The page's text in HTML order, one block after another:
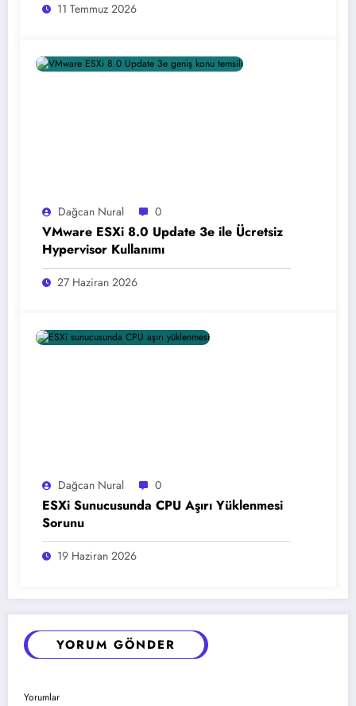
11 Temmuz 2026
Dağcan Nural 0
VMware ESXi 8.0 Update 3e ile Ücretsiz
Hypervisor Kullanımı
27 Haziran 2026
Dağcan Nural 0
ESXi Sunucusunda CPU Aşırı Yüklenmesi
Sorunu
19 Haziran 2026
YORUM GÖNDER
Yorumlar